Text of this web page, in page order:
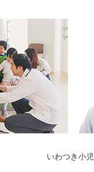
いわつき小